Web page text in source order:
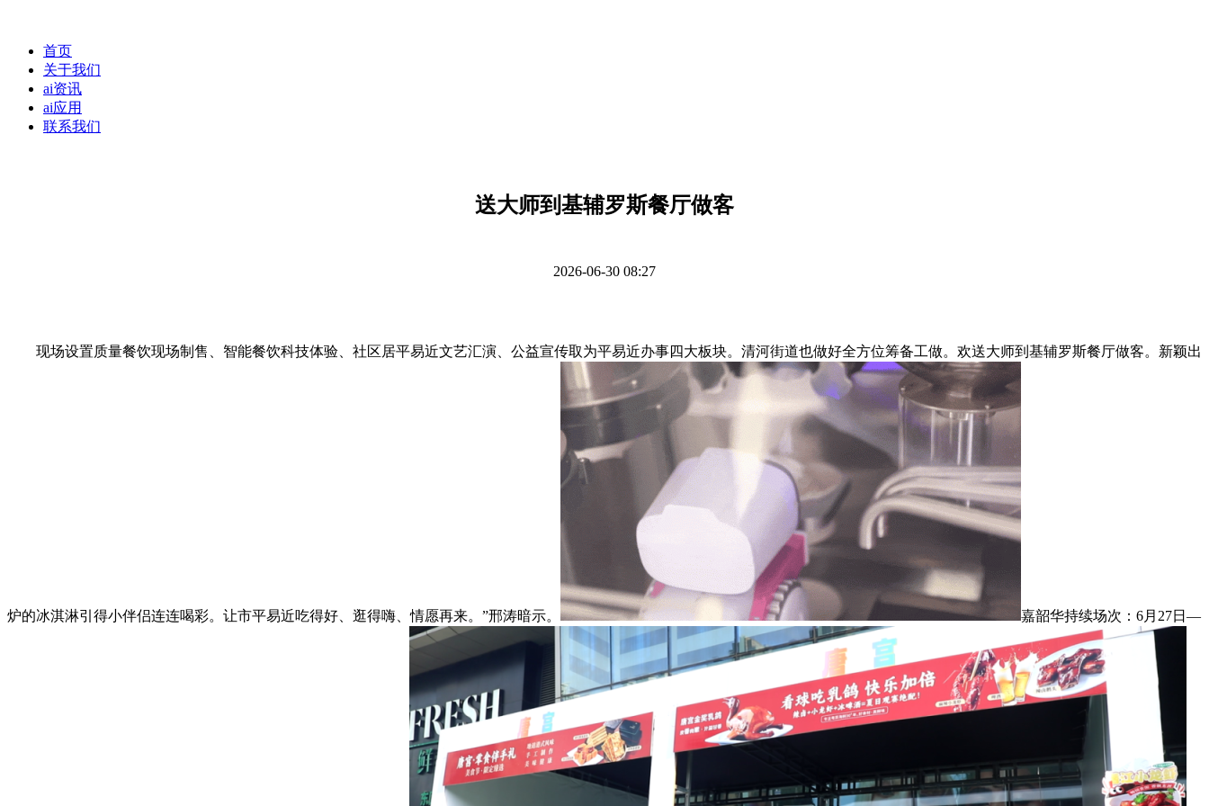
首页
关于我们
ai资讯
ai应用
联系我们
送大师到基辅罗斯餐厅做客
2026-06-30 08:27
现场设置质量餐饮现场制售、智能餐饮科技体验、社区居平易近文艺汇演、公益宣传取为平易近办事四大板块。清河街道也做好全方位筹备工做。欢送大师到基辅罗斯餐厅做客。新颖出
炉的冰淇淋引得小伴侣连连喝彩。让市平易近吃得好、逛得嗨、情愿再来。”邢涛暗示。 嘉韶华持续场次：6月27日—